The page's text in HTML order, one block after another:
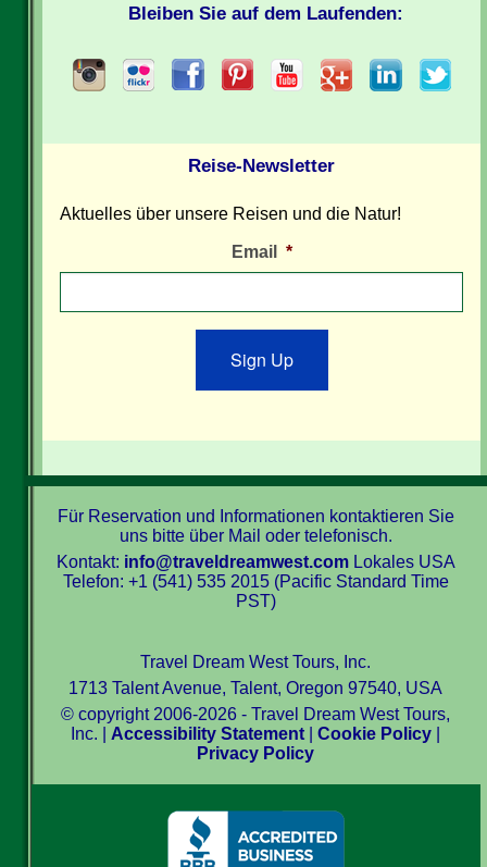
Bleiben Sie auf dem Laufenden:
Reise-Newsletter
Aktuelles über unsere Reisen und die Natur!
Email *
Sign Up
Für Reservation und Informationen kontaktieren Sie
uns bitte über Mail oder telefonisch.
Kontakt: info@traveldreamwest.comLokales USA
Telefon: +1 (541) 535 2015 (Pacific Standard Time
PST)
Travel Dream West Tours, Inc.
1713 Talent Avenue, Talent, Oregon 97540, USA
© copyright 2006-2026 - Travel Dream West Tours,
Inc. | Accessibility Statement |Cookie Policy
Privacy Policy